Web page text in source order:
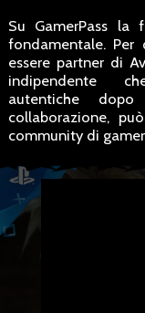
Su GamerPass
fondamentale. Per
essere partner di
indipendente
autentiche
collaborazione,
community di